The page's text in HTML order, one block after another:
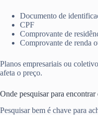
Documento de
CPF
Comprovante de
Comprovante de renda
Planos empresariais ou
afeta o preço.
Onde pesquisar para
Pesquisar bem é chave para